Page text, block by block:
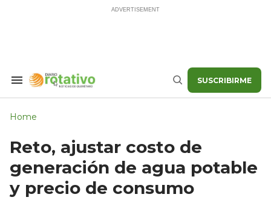
Search
Buscar SUSCRIBIRME
Home
Reto, ajustar costo de
generación de agua potable
y precio de consumo